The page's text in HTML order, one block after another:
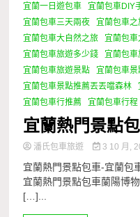
宜蘭一日遊包車
宜蘭包車DIY
宜蘭包車三天兩夜
宜蘭包車之
宜蘭包車大自然之旅
宜蘭包車
宜蘭包車旅遊多少錢
宜蘭包
宜蘭包車旅遊景點
宜蘭包車
宜蘭包車景點推薦丟丟噹森林
宜蘭包車行推薦
宜蘭包車行程
宜蘭熱門景點
潘氏包車旅遊 3 10 月,
宜蘭熱門景點包車-宜蘭包
宜蘭熱門景點包車蘭陽博
[…]...